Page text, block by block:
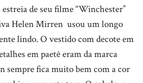
de seu filme “Winchester”
Helen Mirren usou um longo
lindo. O vestido com decote em
em paetê eram da marca
sempre fica muito bem com a cor